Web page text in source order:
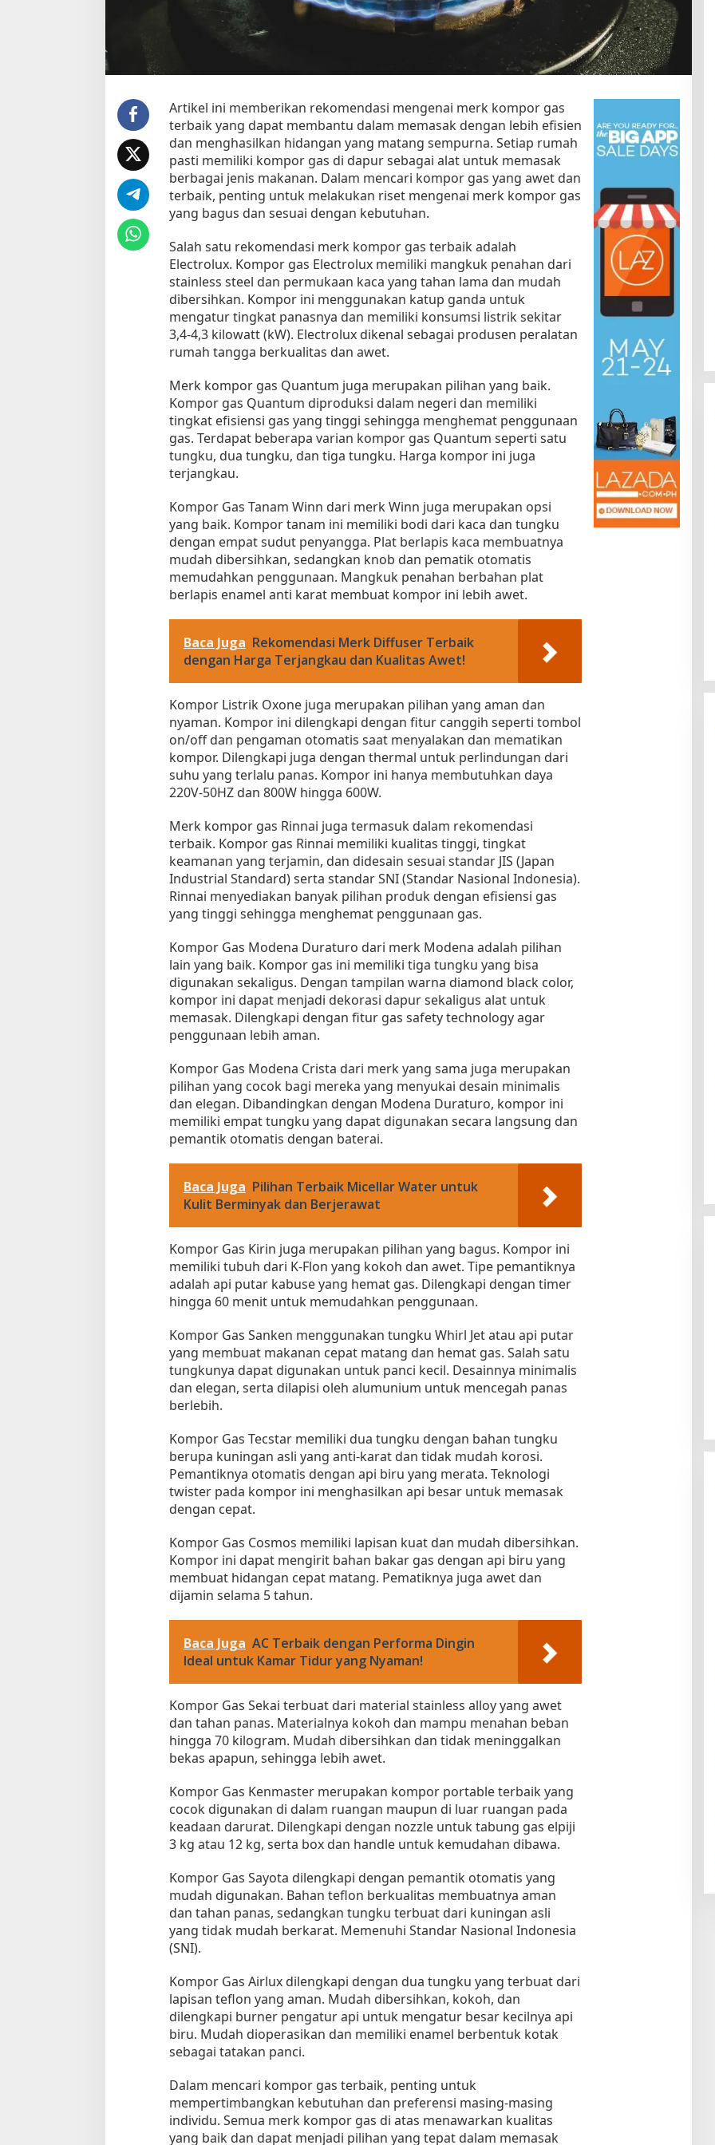
n
g
g
u
l
a
n
u
t
u
k
M
e
m
a
s
k
O
p
t
i
m
a
Artikel ini memberikan rekomendasi mengenai merk kompor gas
terbaik yang dapat membantu dalam memasak dengan lebih efisien
dan menghasilkan hidangan yang matang sempurna. Setiap rumah
pasti memiliki kompor gas di dapur sebagai alat untuk memasak
berbagai jenis makanan. Dalam mencari kompor gas yang awet dan
terbaik, penting untuk melakukan riset mengenai merk kompor gas
yang bagus dan sesuai dengan kebutuhan.
Salah satu rekomendasi merk kompor gas terbaik adalah
Electrolux. Kompor gas Electrolux memiliki mangkuk penahan dari
stainless steel dan permukaan kaca yang tahan lama dan mudah
dibersihkan. Kompor ini menggunakan katup ganda untuk
mengatur tingkat panasnya dan memiliki konsumsi listrik sekitar
3,4-4,3 kilowatt (kW). Electrolux dikenal sebagai produsen peralatan
rumah tangga berkualitas dan awet.
Merk kompor gas Quantum juga merupakan pilihan yang baik.
Kompor gas Quantum diproduksi dalam negeri dan memiliki
tingkat efisiensi gas yang tinggi sehingga menghemat penggunaan
gas. Terdapat beberapa varian kompor gas Quantum seperti satu
tungku, dua tungku, dan tiga tungku. Harga kompor ini juga
terjangkau.
Kompor Gas Tanam Winn dari merk Winn juga merupakan opsi
yang baik. Kompor tanam ini memiliki bodi dari kaca dan tungku
dengan empat sudut penyangga. Plat berlapis kaca membuatnya
mudah dibersihkan, sedangkan knob dan pematik otomatis
memudahkan penggunaan. Mangkuk penahan berbahan plat
berlapis enamel anti karat membuat kompor ini lebih awet.
Baca Juga Rekomendasi Merk Diffuser Terbaik
dengan Harga Terjangkau dan Kualitas Awet!
Kompor Listrik Oxone juga merupakan pilihan yang aman dan
nyaman. Kompor ini dilengkapi dengan fitur canggih seperti tombol
on/off dan pengaman otomatis saat menyalakan dan mematikan
kompor. Dilengkapi juga dengan thermal untuk perlindungan dari
suhu yang terlalu panas. Kompor ini hanya membutuhkan daya
220V-50HZ dan 800W hingga 600W.
Merk kompor gas Rinnai juga termasuk dalam rekomendasi
terbaik. Kompor gas Rinnai memiliki kualitas tinggi, tingkat
keamanan yang terjamin, dan didesain sesuai standar JIS (Japan
Industrial Standard) serta standar SNI (Standar Nasional Indonesia).
Rinnai menyediakan banyak pilihan produk dengan efisiensi gas
yang tinggi sehingga menghemat penggunaan gas.
Kompor Gas Modena Duraturo dari merk Modena adalah pilihan
lain yang baik. Kompor gas ini memiliki tiga tungku yang bisa
digunakan sekaligus. Dengan tampilan warna diamond black color,
kompor ini dapat menjadi dekorasi dapur sekaligus alat untuk
memasak. Dilengkapi dengan fitur gas safety technology agar
penggunaan lebih aman.
Kompor Gas Modena Crista dari merk yang sama juga merupakan
pilihan yang cocok bagi mereka yang menyukai desain minimalis
dan elegan. Dibandingkan dengan Modena Duraturo, kompor ini
memiliki empat tungku yang dapat digunakan secara langsung dan
pemantik otomatis dengan baterai.
Baca Juga Pilihan Terbaik Micellar Water untuk
Kulit Berminyak dan Berjerawat
Kompor Gas Kirin juga merupakan pilihan yang bagus. Kompor ini
memiliki tubuh dari K-Flon yang kokoh dan awet. Tipe pemantiknya
adalah api putar kabuse yang hemat gas. Dilengkapi dengan timer
hingga 60 menit untuk memudahkan penggunaan.
Kompor Gas Sanken menggunakan tungku Whirl Jet atau api putar
yang membuat makanan cepat matang dan hemat gas. Salah satu
tungkunya dapat digunakan untuk panci kecil. Desainnya minimalis
dan elegan, serta dilapisi oleh alumunium untuk mencegah panas
berlebih.
Kompor Gas Tecstar memiliki dua tungku dengan bahan tungku
berupa kuningan asli yang anti-karat dan tidak mudah korosi.
Pemantiknya otomatis dengan api biru yang merata. Teknologi
twister pada kompor ini menghasilkan api besar untuk memasak
dengan cepat.
Kompor Gas Cosmos memiliki lapisan kuat dan mudah dibersihkan.
Kompor ini dapat mengirit bahan bakar gas dengan api biru yang
membuat hidangan cepat matang. Pematiknya juga awet dan
dijamin selama 5 tahun.
Baca Juga AC Terbaik dengan Performa Dingin
Ideal untuk Kamar Tidur yang Nyaman!
Kompor Gas Sekai terbuat dari material stainless alloy yang awet
dan tahan panas. Materialnya kokoh dan mampu menahan beban
hingga 70 kilogram. Mudah dibersihkan dan tidak meninggalkan
bekas apapun, sehingga lebih awet.
Kompor Gas Kenmaster merupakan kompor portable terbaik yang
cocok digunakan di dalam ruangan maupun di luar ruangan pada
keadaan darurat. Dilengkapi dengan nozzle untuk tabung gas elpiji
3 kg atau 12 kg, serta box dan handle untuk kemudahan dibawa.
Kompor Gas Sayota dilengkapi dengan pemantik otomatis yang
mudah digunakan. Bahan teflon berkualitas membuatnya aman
dan tahan panas, sedangkan tungku terbuat dari kuningan asli
yang tidak mudah berkarat. Memenuhi Standar Nasional Indonesia
(SNI).
Kompor Gas Airlux dilengkapi dengan dua tungku yang terbuat dari
lapisan teflon yang aman. Mudah dibersihkan, kokoh, dan
dilengkapi burner pengatur api untuk mengatur besar kecilnya api
biru. Mudah dioperasikan dan memiliki enamel berbentuk kotak
sebagai tatakan panci.
Dalam mencari kompor gas terbaik, penting untuk
mempertimbangkan kebutuhan dan preferensi masing-masing
individu. Semua merk kompor gas di atas menawarkan kualitas
yang baik dan dapat menjadi pilihan yang tepat dalam memasak
Tempat Makan All You Can Eat di
3 Januari 2025
Tempat Makan di Kota Baru Jambi
Di Daerah, Jambi, Travel | 3 Januari 2025
Tempat Makan Kepiting di Jambi
Di Daerah, Jambi, Travel